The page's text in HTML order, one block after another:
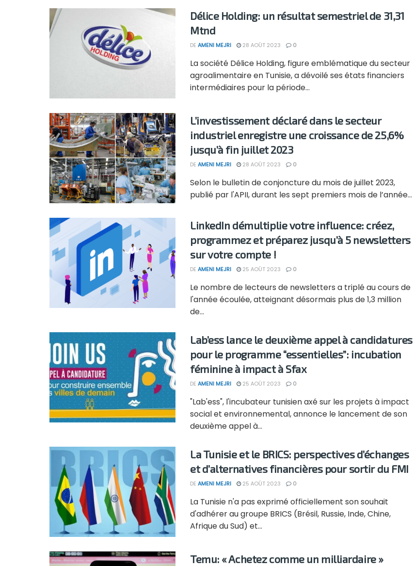
Délice Holding: un résultat semestriel de 31,31
Mtnd
DE AMENI MEJRI 28 AOÛT 2023 0
La société Délice Holding, figure emblématique du secteur
agroalimentaire en Tunisie, a dévoilé ses états financiers
intermédiaires pour la période...
L’investissement déclaré dans le secteur
industriel enregistre une croissance de 25,6%
jusqu’à fin juillet 2023
DE AMENI MEJRI 28 AOÛT 2023 0
Selon le bulletin de conjoncture du mois de juillet 2023,
publié par l'APII, durant les sept premiers mois de l’année...
LinkedIn démultiplie votre influence: créez,
programmez et préparez jusqu’à 5 newsletters
sur votre compte !
DE AMENI MEJRI 25 AOÛT 2023 0
Le nombre de lecteurs de newsletters a triplé au cours de
l'année écoulée, atteignant désormais plus de 1,3 million
de...
Lab’ess lance le deuxième appel à candidatures
pour le programme “essentielles”: incubation
féminine à impact à Sfax
DE AMENI MEJRI 25 AOÛT 2023 0
"Lab'ess", l'incubateur tunisien axé sur les projets à impact
social et environnemental, annonce le lancement de son
deuxième appel à...
La Tunisie et le BRICS: perspectives d’échanges
et d’alternatives financières pour sortir du FMI
DE AMENI MEJRI 25 AOÛT 2023 0
La Tunisie n'a pas exprimé officiellement son souhait
d'adhérer au groupe BRICS (Brésil, Russie, Inde, Chine,
Afrique du Sud) et...
Temu: « Achetez comme un milliardaire »